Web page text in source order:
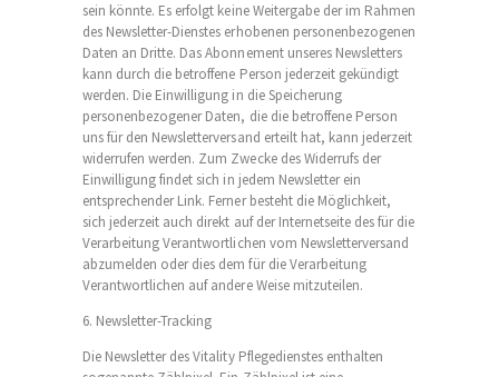
sein könnte. Es erfolgt keine Weitergabe der im Rahmen
des Newsletter-Dienstes erhobenen personenbezogenen
Daten an Dritte. Das Abonnement unseres Newsletters
kann durch die betroffene Person jederzeit gekündigt
werden. Die Einwilligung in die Speicherung
personenbezogener Daten, die die betroffene Person
uns für den Newsletterversand erteilt hat, kann jederzeit
widerrufen werden. Zum Zwecke des Widerrufs der
Einwilligung findet sich in jedem Newsletter ein
entsprechender Link. Ferner besteht die Möglichkeit,
sich jederzeit auch direkt auf der Internetseite des für die
Verarbeitung Verantwortlichen vom Newsletterversand
abzumelden oder dies dem für die Verarbeitung
Verantwortlichen auf andere Weise mitzuteilen.
6. Newsletter-Tracking
Die Newsletter des Vitality Pflegedienstes enthalten